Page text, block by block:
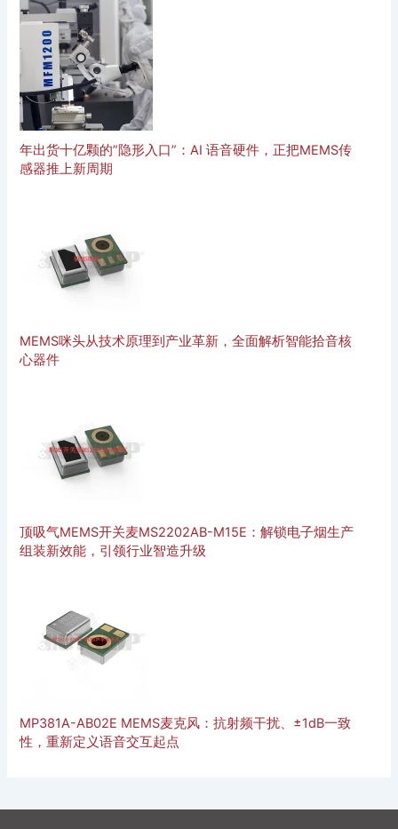
年出货十亿颗的”隐形入口”：AI 语音硬件，正把MEMS传
感器推上新周期
MEMS咪头从技术原理到产业革新，全面解析智能拾音核
心器件
顶吸气MEMS开关麦MS2202AB-M15E：解锁电子烟生产
组装新效能，引领行业智造升级
MP381A-AB02E MEMS麦克风：抗射频干扰、±1dB一致
性，重新定义语音交互起点